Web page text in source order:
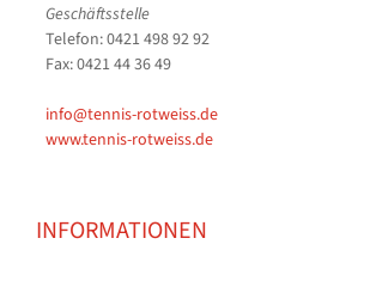
Geschäftsstelle
Telefon: 0421 498 92 92
Fax: 0421 44 36 49
info@tennis-rotweiss.de
www.tennis-rotweiss.de
INFORMATIONEN